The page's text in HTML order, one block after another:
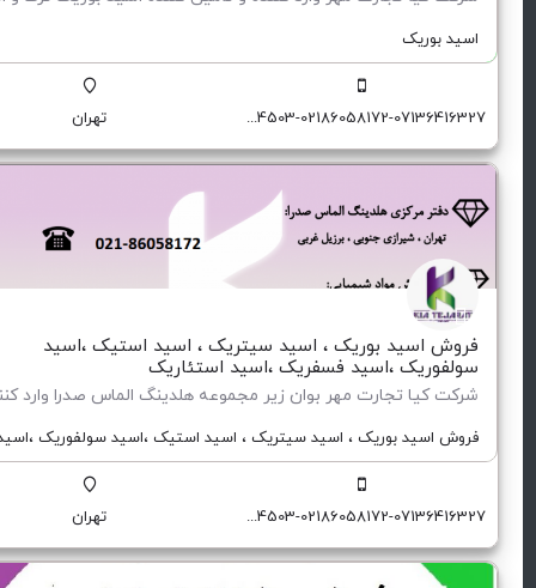
اسید بوریک
09129174551-09129174503-02186058172-07136416327 تهران
فروش اسید بوریک ، اسید سیتریک ، اسید استیک ،اسید
سولفوریک ،اسید فسفریک ،اسید استئاریک
فروش اسید بوریک ، اسید سیتریک ، اسید استیک ،اسید سولفوریک
09129174551-09129174503-02186058172-07136416327 تهران